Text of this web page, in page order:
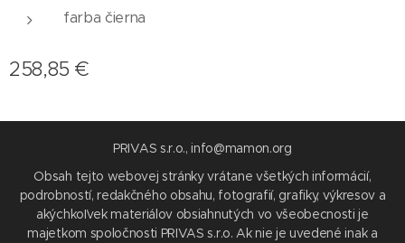
farba čierna
258,85 €
PRIVAS s.r.o., info@mamon.org
Obsah tejto webovej stránky vrátane všetkých informácií,
podrobností, redakčného obsahu, fotografií, grafiky, výkresov a
akýchkoľvek materiálov obsiahnutých vo všeobecnosti je
majetkom spoločnosti PRIVAS s.r.o. Ak nie je uvedené inak a